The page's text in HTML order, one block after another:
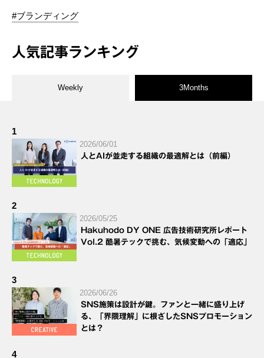
#ブランディング
人気記事ランキング
Weekly 3Months
1
2026/06/01
人とAIが並走する組織の最適解とは（前編）
2
2026/05/25
Hakuhodo DY ONE 広告技術研究所レポート
Vol.2 酷暑テックで挑む、気候変動への「適応」
3
2026/06/26
SNS施策は設計が鍵。ファンと一緒に盛り上げ
る、「界隈理解」に根ざしたSNSプロモーション
とは？
4